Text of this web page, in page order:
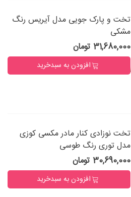
تخت و پارک جویی مدل آیریس رنگ
مشکی
31,680,000 تومان
افزودن به سبدخرید
تخت نوزادی کنار مادر مکسی کوزی
مدل توری رنگ طوسی
30,690,000 تومان
افزودن به سبدخرید